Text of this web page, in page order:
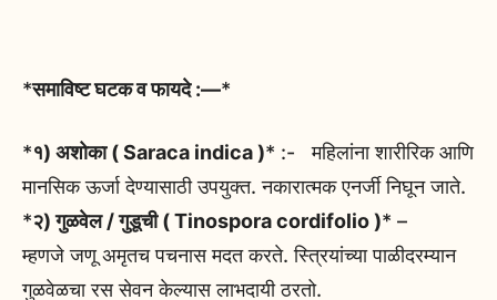
*समाविष्ट घटक व फायदे :—*
*१) अशोका ( Saraca indica )* :- महिलांना शारीरिक आणि
मानसिक ऊर्जा देण्यासाठी उपयुक्त. नकारात्मक एनर्जी निघून जाते.
*२) गुळवेल / गुडूची ( Tinospora cordifolio )* –
म्हणजे जणू अमृतच पचनास मदत करते. स्त्रियांच्या पाळीदरम्यान
गुळवेळचा रस सेवन केल्यास लाभदायी ठरतो.